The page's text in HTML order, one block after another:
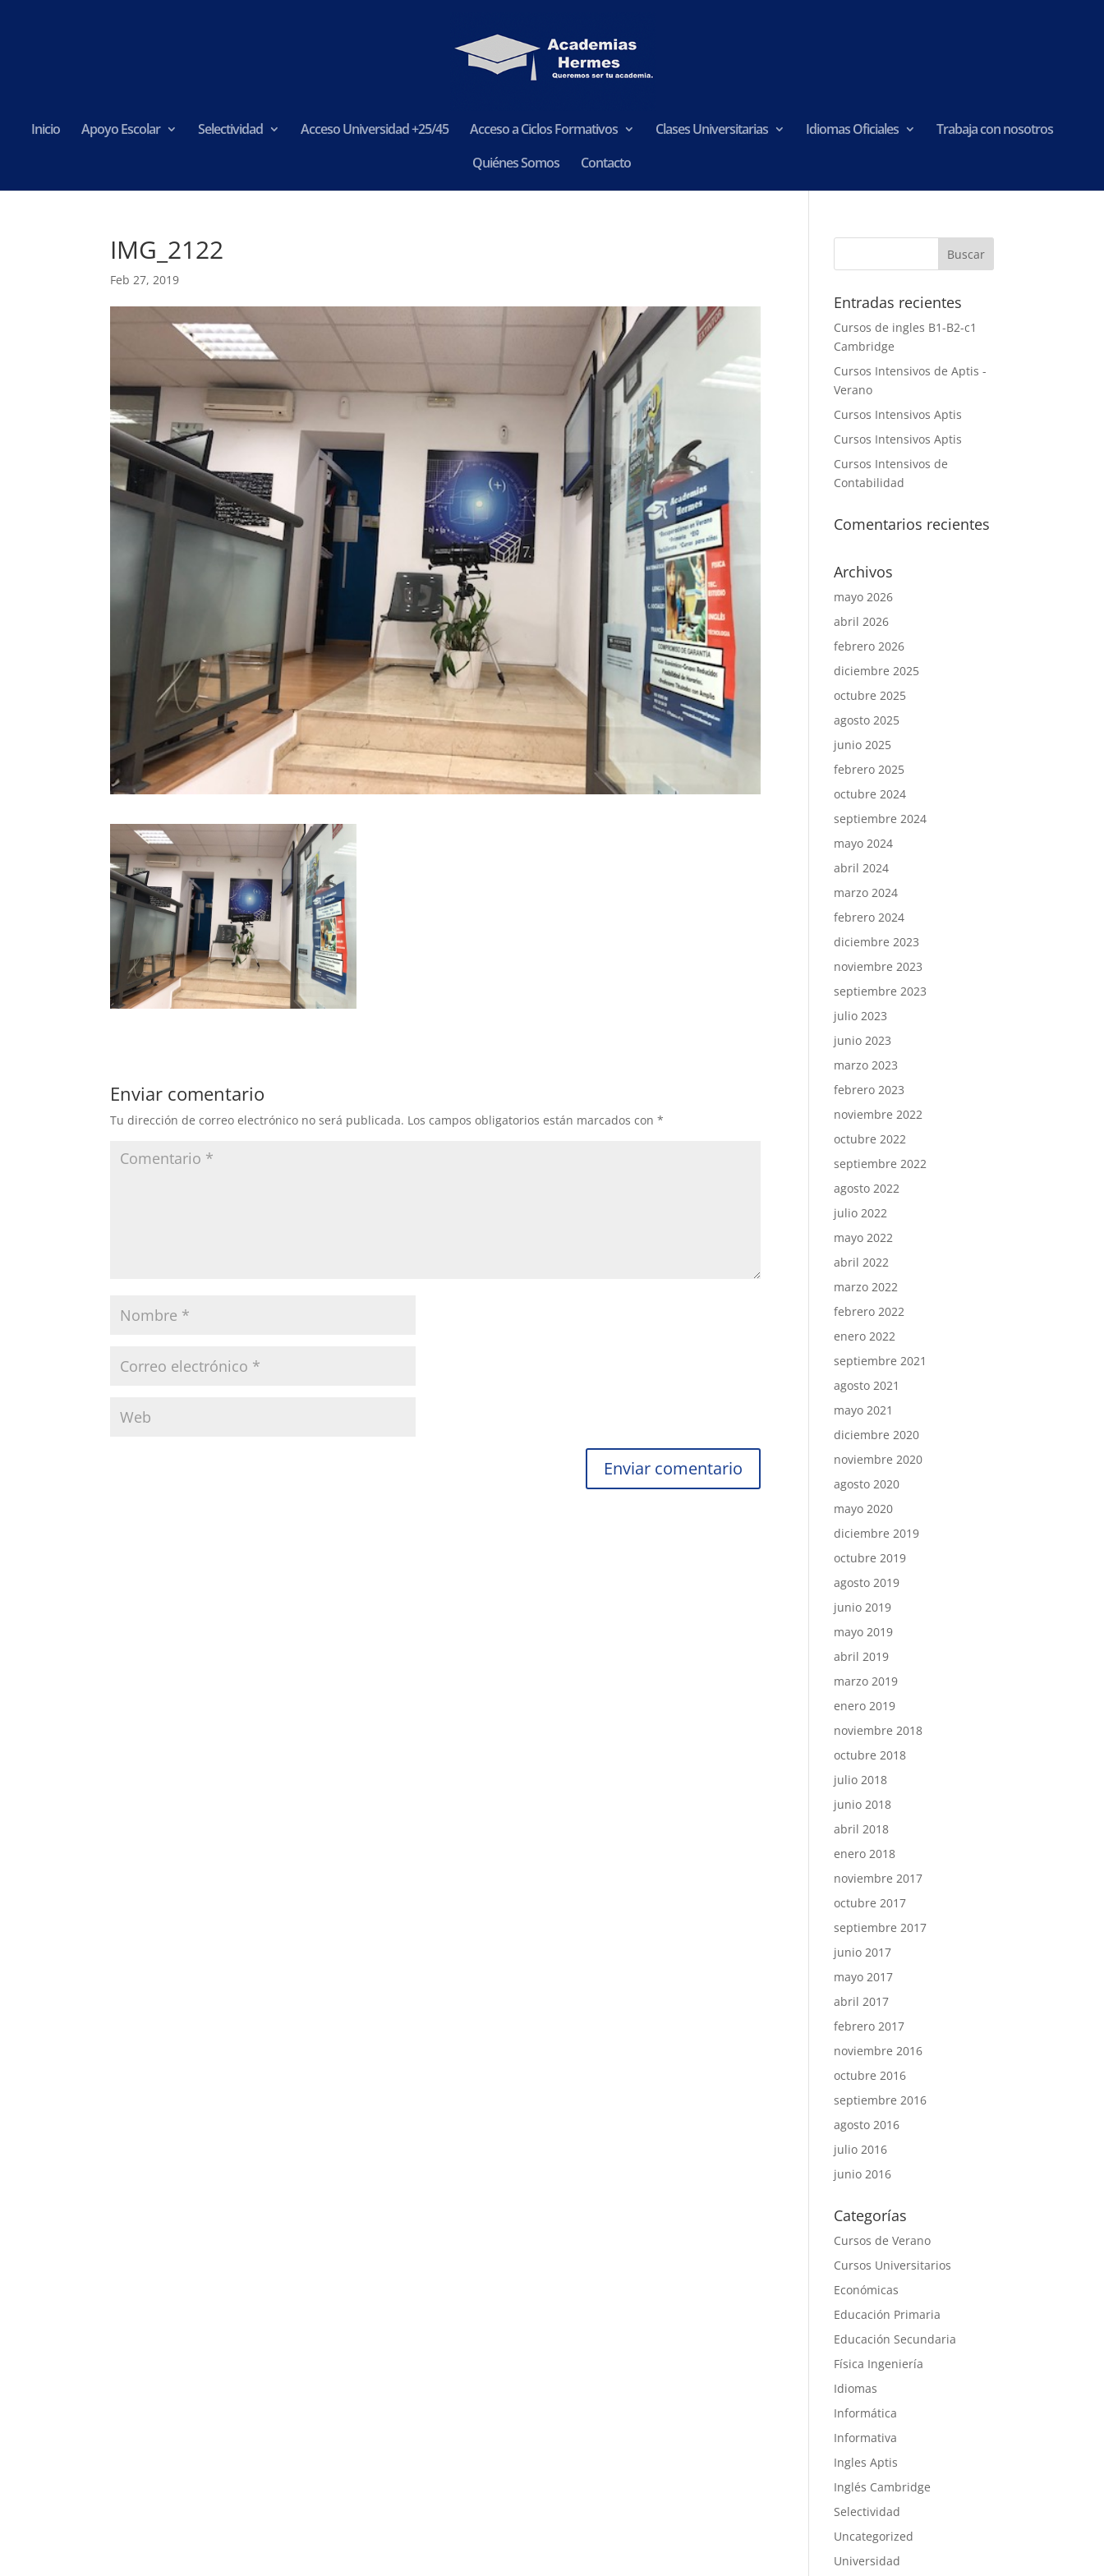
Inicio Apoyo Escolar Selectividad Acceso Universidad +25/45 Acceso a Ciclos Formativos Clases Universitarias Idiomas Oficiales
Trabaja con nosotros
Quiénes Somos
Contacto
IMG_2122
Feb 27, 2019
Enviar comentario
Tu dirección de correo electrónico no será publicada. Los campos obligatorios están marcados con*
Entradas recientes
Cursos de ingles B1-B2-c1
Cambridge
Cursos Intensivos de Aptis -
Verano
Cursos Intensivos Aptis
Cursos Intensivos Aptis
Cursos Intensivos de
Contabilidad
Comentarios recientes
Archivos
mayo 2026
abril 2026
febrero 2026
diciembre 2025
octubre 2025
agosto 2025
junio 2025
febrero 2025
octubre 2024
septiembre 2024
mayo 2024
abril 2024
marzo 2024
febrero 2024
diciembre 2023
noviembre 2023
septiembre 2023
julio 2023
junio 2023
marzo 2023
febrero 2023
noviembre 2022
octubre 2022
septiembre 2022
agosto 2022
julio 2022
mayo 2022
abril 2022
marzo 2022
febrero 2022
enero 2022
septiembre 2021
agosto 2021
mayo 2021
diciembre 2020
noviembre 2020
agosto 2020
mayo 2020
diciembre 2019
octubre 2019
agosto 2019
junio 2019
mayo 2019
abril 2019
marzo 2019
enero 2019
noviembre 2018
octubre 2018
julio 2018
junio 2018
abril 2018
enero 2018
noviembre 2017
octubre 2017
septiembre 2017
junio 2017
mayo 2017
abril 2017
febrero 2017
noviembre 2016
octubre 2016
septiembre 2016
agosto 2016
julio 2016
junio 2016
Categorías
Cursos de Verano
Cursos Universitarios
Económicas
Educación Primaria
Educación Secundaria
Física Ingeniería
Idiomas
Informática
Informativa
Ingles Aptis
Inglés Cambridge
Selectividad
Uncategorized
Universidad